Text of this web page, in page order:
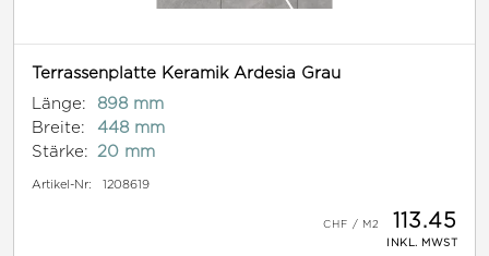
Terrassenplatte Keramik Ardesia Grau
Länge:
898 mm
Breite:
448 mm
Stärke:
20 mm
Artikel-Nr: 1208619
113.45
INKL. MWST